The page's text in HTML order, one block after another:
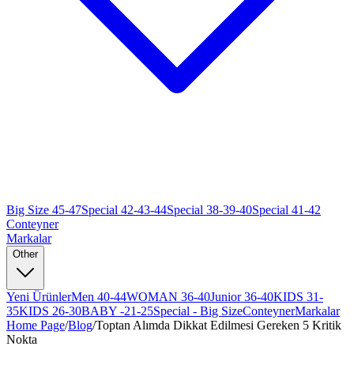
Big Size 45-47Special 42-43-44Special 38-39-40Special 41-42
Conteyner
Markalar
Other
Yeni ÜrünlerMen 40-44WOMAN 36-40Junior 36-40KIDS 31-
35KIDS 26-30BABY -21-25Special - Big SizeConteynerMarkalar
Home Page/Blog/Toptan Alımda Dikkat Edilmesi Gereken 5 Kritik
Nokta